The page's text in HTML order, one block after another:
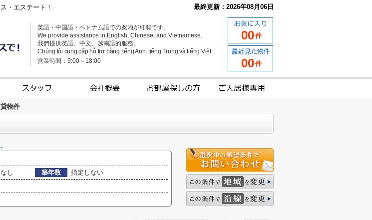
・エステート！ 最終更新：2026年08月06日
英語・中国語・ベトナム語での案内が可能です。
We provide assistance in English, Chinese, and Vietnamese.
我們提供英語、中文、越南語的服務。
Chúng tôi cung cấp hỗ trợ bằng tiếng Anh, tiếng Trung và tiếng Việt.
営業時間：9:00～18:00
00件
00件
物件
し 築年数
指定しない